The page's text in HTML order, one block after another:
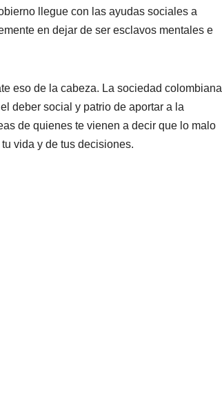
llegue con las ayudas sociales a
en dejar de ser esclavos mentales e
eso de la cabeza. La sociedad colombiana
deber social y patrio de aportar a la
de quienes te vienen a decir que lo malo
vida y de tus decisiones.